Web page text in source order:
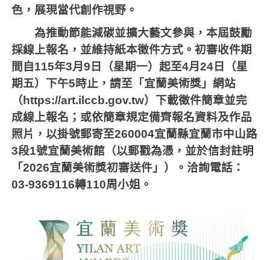
色，展現當代創作視野。
為推動節能減碳並擴大藝文參與，本屆鼓勵
採線上報名，並維持紙本徵件方式。初審收件期
間自115年3月9 日（星期一）起至4月24 日（星
期五）下午5時止，請至「宜蘭美術獎」網站
（ https://art.ilccb.gov.tw）下載徵件簡章並完
成線上報名；或依簡章規定備齊報名資料及作品
照片，以掛號郵寄至260004宜蘭縣宜蘭市中山路
3段1號宜蘭美術館（以郵戳為憑，並於信封註明
「2026宜蘭美術獎初審送件」）。洽詢電話：
03-9369116轉110周小姐。